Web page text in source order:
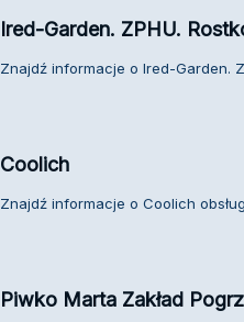
Ired-Garden. ZPHU.
Znajdź informacje o Ired-Garden.
Coolich
Znajdź informacje o Coolich
Piwko Marta Zakład